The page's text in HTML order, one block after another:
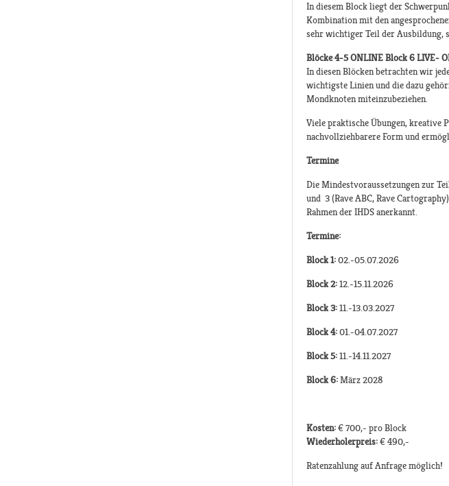
In diesem Block liegt der
Kombination mit den
sehr wichtiger Teil der Ausbildung,
Blöcke 4-5 ONLINE Block 6 LIVE-
In diesen Blöcken betrachten wir
wichtigste Linien und die dazu
Mondknoten miteinzubeziehen.
Viele praktische Übungen, kreative
nachvollziehbarere Form und
Termine
Die Mindestvoraussetzungen zur
und 3 (Rave ABC, Rave
Rahmen der IHDS anerkannt.​
Termine:
Block 1:02.-05.07.2026
Block 2:12.-15.11.2026
Block 3:11.-13.03.2027
Block 4:01.-04.07.2027
Block 5:11.-14.11.2027
Block 6:März 2028
Kosten:€ 700,- pro Block
Wiederholerpreis:€ 490,-
Ratenzahlung auf Anfrage möglich!